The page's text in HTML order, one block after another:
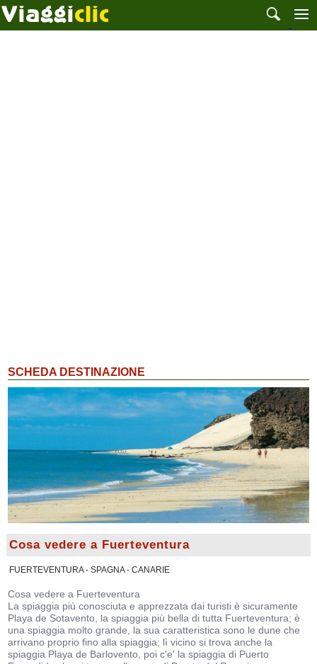
SCHEDA DESTINAZIONE
Cosa vedere a Fuerteventura
FUERTEVENTURA - SPAGNA - CANARIE
Cosa vedere a Fuerteventura
La spiaggia più conosciuta e apprezzata dai turisti è sicuramente
Playa de Sotavento, la spiaggia più bella di tutta Fuerteventura; è
una spiaggia molto grande, la sua caratteristica sono le dune che
arrivano proprio fino alla spiaggia; lì vicino si trova anche la
spiaggia Playa de Barlovento, poi c'e' la spiaggia di Puerto